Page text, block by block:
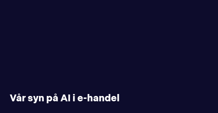
Vår syn på AI i e-handel